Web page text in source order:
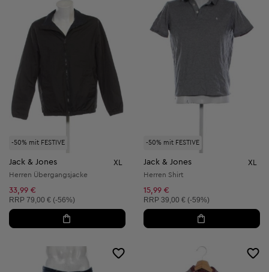
-50% mit FESTIVE
Jack & Jones XL
Herren Übergangsjacke
33,99 €
Unverbindliche Preisempfehlung:
RRP 79,00 € (-56%)
-50% mit FESTIVE
Jack & Jones XL
Herren Shirt
15,99 €
Unverbindliche Preisempfehlung:
RRP 39,00 € (-59%)